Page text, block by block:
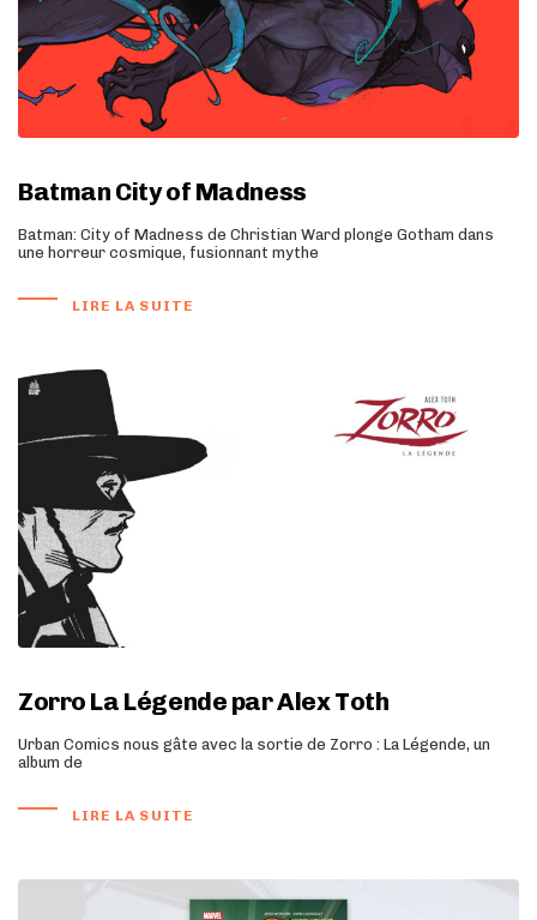
Batman City of Madness
Batman: City of Madness de Christian Ward plonge Gotham dans
une horreur cosmique, fusionnant mythe
LIRE LA SUITE
Zorro La Légende par Alex Toth
Urban Comics nous gâte avec la sortie de Zorro : La Légende, un
album de
LIRE LA SUITE